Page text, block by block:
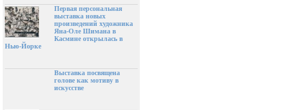
Первая персональная
выставка новых
произведений художника
Яна-Оле Шимана в
Касмине открылась в
Нью-Йорке
Выставка посвящена
голове как мотиву в
искусстве